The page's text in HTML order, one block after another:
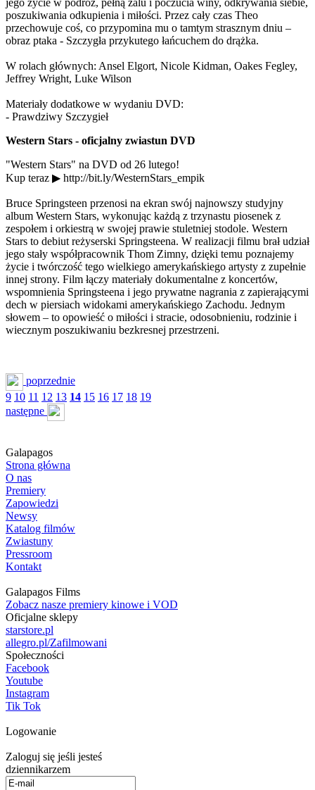
jego życie w podróż, pełną żalu i poczucia winy, odkrywania siebie,
poszukiwania odkupienia i miłości. Przez cały czas Theo
przechowuje coś, co przypomina mu o tamtym strasznym dniu –
obraz ptaka - Szczygła przykutego łańcuchem do drążka.
W rolach głównych: Ansel Elgort, Nicole Kidman, Oakes Fegley,
Jeffrey Wright, Luke Wilson
Materiały dodatkowe w wydaniu DVD:
- Prawdziwy Szczygieł
Western Stars - oficjalny zwiastun DVD
"Western Stars" na DVD od 26 lutego!
Kup teraz ▶ http://bit.ly/WesternStars_empik
Bruce Springsteen przenosi na ekran swój najnowszy studyjny
album Western Stars, wykonując każdą z trzynastu piosenek z
zespołem i orkiestrą w swojej prawie stuletniej stodole. Western
Stars to debiut reżyserski Springsteena. W realizacji filmu brał udział
jego stały współpracownik Thom Zimny, dzięki temu poznajemy
życie i twórczość tego wielkiego amerykańskiego artysty z zupełnie
innej strony. Film łączy materiały dokumentalne z koncertów,
wspomnienia Springsteena i jego prywatne nagrania z zapierającymi
dech w piersiach widokami amerykańskiego Zachodu. Jednym
słowem – to opowieść o miłości i stracie, odosobnieniu, rodzinie i
wiecznym poszukiwaniu bezkresnej przestrzeni.
poprzednie
9 10 11 12 13 14 15 16 17 18 19
następne
Galapagos
Strona główna
O nas
Premiery
Zapowiedzi
Newsy
Katalog filmów
Zwiastuny
Pressroom
Kontakt
Galapagos Films
Zobacz nasze premiery kinowe i VOD
Oficjalne sklepy
starstore.pl
allegro.pl/Zafilmowani
Społeczności
Facebook
Youtube
Instagram
Tik Tok
Logowanie
Zaloguj się jeśli jesteś
dziennikarzem